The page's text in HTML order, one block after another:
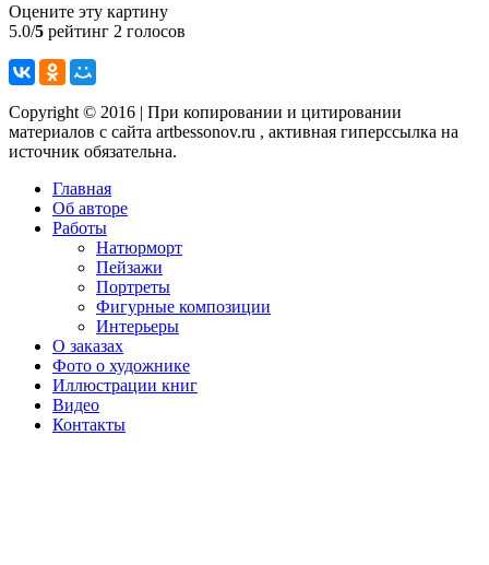
Оцените эту картину
5.0/5 рейтинг 2 голосов
Copyright © 2016 | При копировании и цитировании
материалов с сайта artbessonov.ru , активная гиперссылка на
источник обязательна.
Главная
Об авторе
Работы
Натюрморт
Пейзажи
Портреты
Фигурные композиции
Интерьеры
О заказах
Фото о художнике
Иллюстрации книг
Видео
Контакты